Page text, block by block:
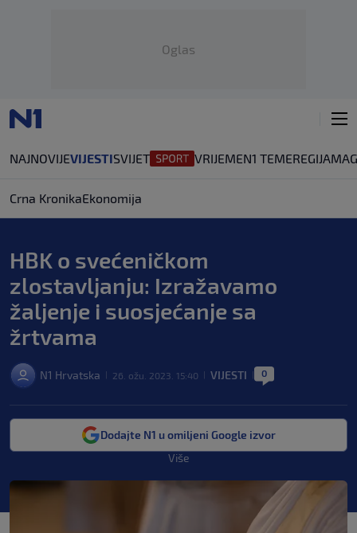
Oglas
NAJNOVIJEVIJESTISVIJET VRIJEMEN1 TEMEREGIJA
Crna KronikaEkonomija
HBK o svećeničkom
zlostavljanju: Izražavamo
žaljenje i suosjećanje sa
žrtvama
N1 Hrvatska 26. ožu. 2023. 15:40 VIJESTI 0
Dodajte N1 u omiljeni Google izvor
Više